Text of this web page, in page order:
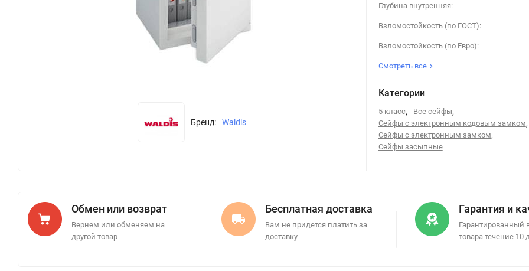
Бренд: Waldis
Глубина внутренняя:
Взломостойкость (по ГОСТ):
Взломостойкость (по Евро):
Смотреть все
Категории
5 класс, Все сейфы,
Сейфы с электронным кодовым замком,
Сейфы с электронным замком,
Сейфы засыпные
Обмен или возврат
Вернем или обменяем на
другой товар
Бесплатная доставка
Вам не придется платить за
доставку
Гарантия и
Гарантированный
товара течение 10